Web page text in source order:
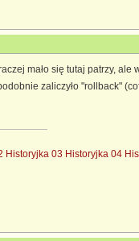
mało się tutaj patrzy, ale
zaliczyło "rollback"
Historyjka 03 Historyjka 04